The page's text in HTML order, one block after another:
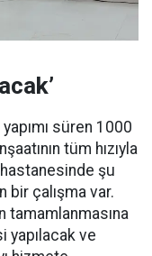
süren 1000
tüm hızıyla
şu
bir çalışma var.
tamamlanmasına
yapılacak ve